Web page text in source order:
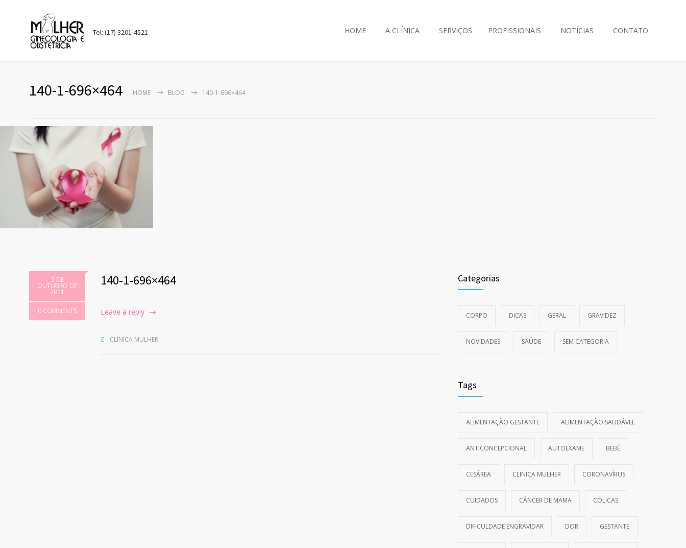
Tel: (17) 3201-4521 HOME A CLÍNICA SERVIÇOS PROFISSIONAIS NOTÍCIAS CONTATO
140-1-696×464 HOME BLOG 140-1-696×464
5 DE
OUTUBRO DE
2021
0 COMMENTS
140-1-696×464
Leave a reply
CLÍNICA MULHER
Categorias
CORPO DICAS GERAL GRAVIDEZ
NOVIDADES SAÚDE SEM CATEGORIA
Tags
ALIMENTAÇÃO GESTANTE ALIMENTAÇÃO SAUDÁVEL
ANTICONCEPCIONAL AUTOEXAME BEBÊ
CESÁREA CLINICA MULHER CORONAVÍRUS
CUIDADOS CÂNCER DE MAMA CÓLICAS
DIFICULDADE ENGRAVIDAR DOR GESTANTE